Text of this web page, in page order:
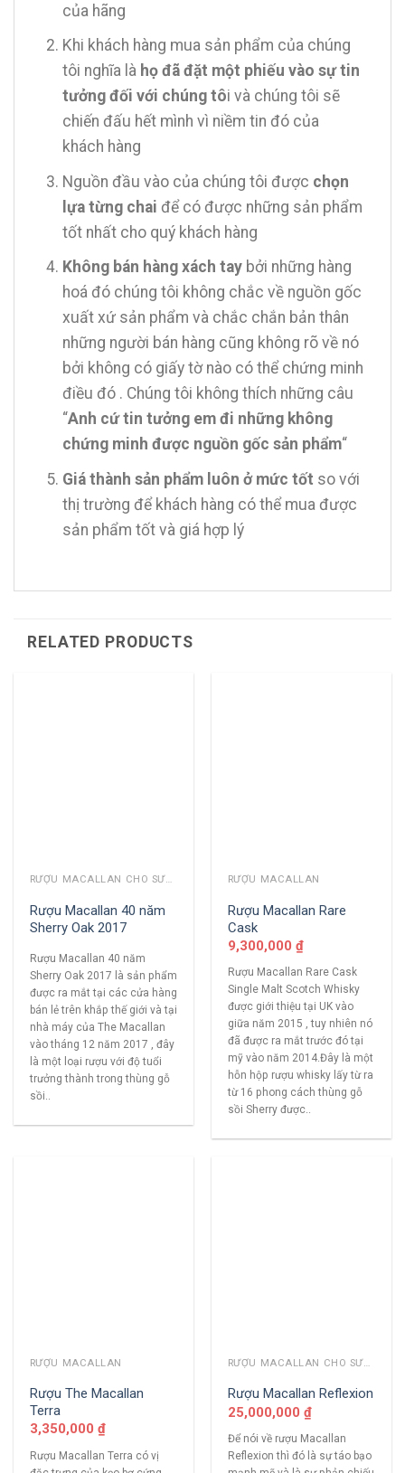
của hãng
Khi khách hàng mua sản phẩm của chúng
tôi nghĩa làhọ đã đặt một phiếu vào sự tin
tưởng đối với chúng tôi và chúng tôi sẽ
chiến đấu hết mình vì niềm tin đó của
khách hàng
Nguồn đầu vào của chúng tôi được chọn
lựa từng chai để có được những sản phẩm
tốt nhất cho quý khách hàng
Không bán hàng xách taybởi những hàng
hoá đó chúng tôi không chắc về nguồn gốc
xuất xứ sản phẩm và chắc chắn bản thân
những người bán hàng cũng không rõ về nó
bởi không có giấy tờ nào có thể chứng minh
điều đó . Chúng tôi không thích những câu
“Anh cứ tin tưởng em đi những không
chứng minh được nguồn gốc sản phẩm“
Giá thành sản phẩm luôn ở mức tốt so với
thị trường để khách hàng có thể mua được
sản phẩm tốt và giá hợp lý
RELATED PRODUCTS
RƯỢU MACALLAN CHO SƯU TẦM
Rượu Macallan 40 năm
Sherry Oak 2017
Rượu Macallan 40 năm
Sherry Oak 2017 là sản phẩm
được ra mắt tại các cửa hàng
bán lẻ trên khắp thế giới và tại
nhà máy của The Macallan
vào tháng 12 năm 2017 , đây
là một loại rượu với độ tuổi
trưởng thành trong thùng gỗ
sồi..
RƯỢU MACALLAN
Rượu Macallan Rare
Cask
9,300,000 ₫
Rượu Macallan Rare Cask
Single Malt Scotch Whisky
được giới thiệu tại UK vào
giữa năm 2015 , tuy nhiên nó
đã được ra mắt trước đó tại
mỹ vào năm 2014.Đây là một
hỗn hộp rượu whisky lấy từ ra
từ 16 phong cách thùng gỗ
sồi Sherry được..
RƯỢU MACALLAN
Rượu The Macallan
Terra
3,350,000 ₫
Rượu Macallan Terra có vị
RƯỢU MACALLAN CHO SƯU TẦM
Rượu Macallan Reflexion
25,000,000 ₫
Để nói về rượu Macallan
Reflexion thì đó là sự táo bạo